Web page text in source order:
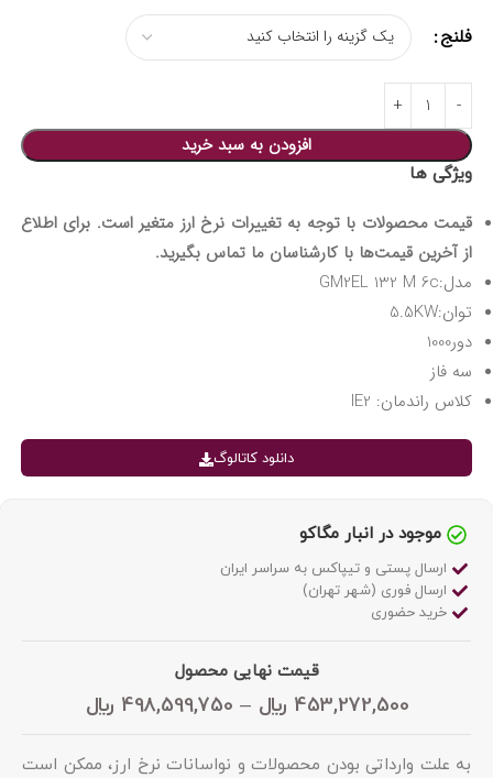
فلنج
افزودن به سبد خرید
ویژگی ها
قیمت محصولات با توجه به تغییرات نرخ ارز متغیر است. برای اطلاع
از آخرین قیمت‌ها با کارشناسان ما تماس بگیرید.
مدل:GM2EL 132 M 6c
توان:5.5KW
دور1000
سه فاز
کلاس راندمان: IE2
دانلود کاتالوگ
موجود در انبار مگاکو
ارسال پستی و تیپاکس به سراسر ایران
ارسال فوری (شهر تهران)
خرید حضوری
قیمت نهایی محصول
453,272,500 ﷼ –
498,599,750 ﷼
به علت وارداتی بودن محصولات و نواسانات نرخ ارز، ممکن است